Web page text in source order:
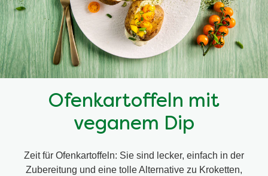
Ofenkartoffeln mit
veganem Dip
Zeit für Ofenkartoffeln: Sie sind lecker, einfach in der
Zubereitung und eine tolle Alternative zu Kroketten,